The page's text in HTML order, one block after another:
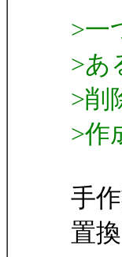
>一
>あ
>削
>作
手
置